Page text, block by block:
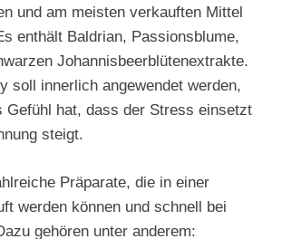
und am meisten verkauften Mittel
enthält Baldrian, Passionsblume,
Johannisbeerblütenextrakte.
soll innerlich angewendet werden,
Gefühl hat, dass der Stress einsetzt
steigt.
Präparate, die in einer
werden können und schnell bei
gehören unter anderem: